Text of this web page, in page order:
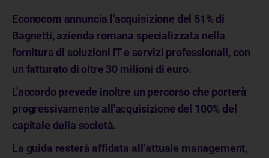
Econocom annuncia l'acquisizione del 51% di
Bagnetti, azienda romana specializzata nella
fornitura di soluzioni IT e servizi professionali, con
un fatturato di oltre 30 milioni di euro.
L'accordo prevede inoltre un percorso che porterà
progressivamente all'acquisizione del 100% del
capitale della società.
La guida resterà affidata all’attuale management,